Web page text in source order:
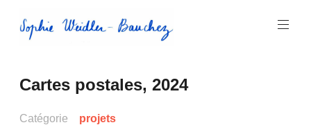
au
contenu
Sophie
Weidler-
Bauchez
Cartes postales, 2024
Catégorie projets